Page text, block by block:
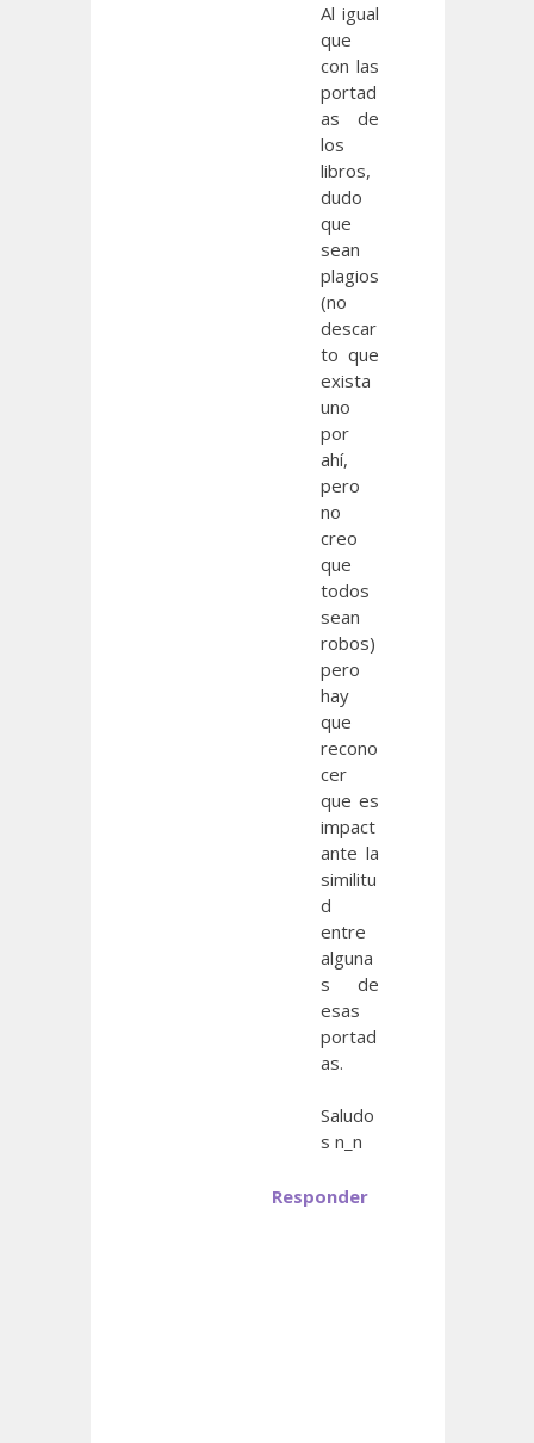
Al igual
que
con las
portad
as de
los
libros,
dudo
que
sean
plagios
(no
descar
to que
exista
uno
por
ahí,
pero
no
creo
que
todos
sean
robos)
pero
hay
que
recono
cer
que es
impact
ante la
similitu
d
entre
alguna
s de
esas
portad
as.
Saludo
s n_n
Responder